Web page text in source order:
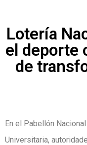
Lotería
el deporte
de
En el Pabellón
Universitaria,